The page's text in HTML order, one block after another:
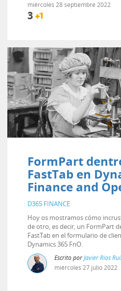
miércoles 28septiembre 2022
3
FormPart
FastTab en
Finance and
D365 FINANCE
Hoy os mostramos cómo
de otro, es decir, un FormPart
FastTab en el formulario de
Dynamics 365 FnO.
Escrito porJavier Rios
miércoles 27 julio2022